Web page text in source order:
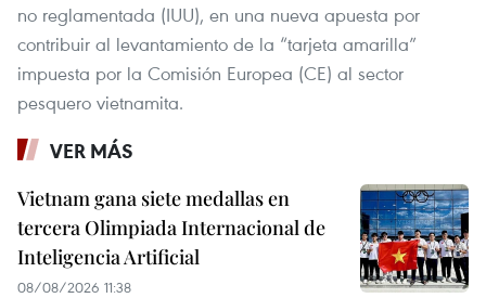
no reglamentada (IUU), en una nueva apuesta por
contribuir al levantamiento de la “tarjeta amarilla”
impuesta por la Comisión Europea (CE) al sector
pesquero vietnamita.
VER MÁS
Vietnam gana siete medallas en
tercera Olimpiada Internacional de
Inteligencia Artificial
08/08/2026 11:38